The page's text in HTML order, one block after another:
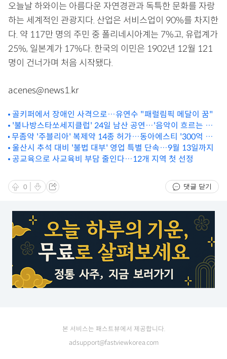
오늘날 하와이는 아름다운 자연경관과 독특한 문화를 자랑
하는 세계적인 관광지다. 산업은 서비스업이 90%를 차지한
다. 약 117만 명의 주민 중 폴리네시아계는 7%고, 유럽계가
25%, 일본계가 17%다. 한국의 이민은 1902년 12월 121
명이 건너가며 처음 시작됐다.
acenes@news1.kr
골키퍼에서 장애인 사격으로…유연수 "패럴림픽 메달이 꿈"
'불나방스타쏘세지클럽' 24일 남산 공연…'음악이 흐르는 정
원'
무좀약 '주블리아' 복제약 14종 허가…동아에스티 '300억 시
장' 지켜낼까
울산시 추석 대비 '불법 대부' 영업 특별 단속…9월 13일까지
공교육으로 사교육비 부담 줄인다…12개 지역 첫 선정
0 댓글 닫기
본 서비스는 패스트뷰에서 제공합니다.
adsupport@fastviewkorea.com